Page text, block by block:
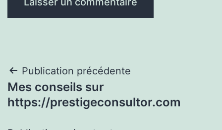
Navigation
de
Publication précédente
Mes conseils sur
https://prestigeconsultor.com